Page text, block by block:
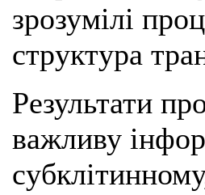
зрозумілі
структура
Результати
важливу